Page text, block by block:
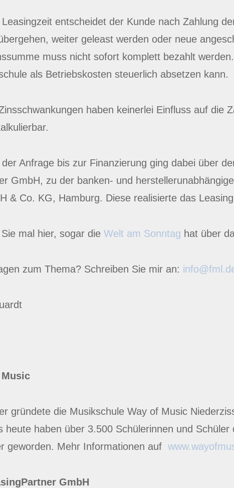
entscheidet der Kunde nach Zahlung
weiter geleast werden oder neue
muss nicht sofort komplett bezahlt
als Betriebskosten steuerlich absetzen kann.
haben keinerlei Einfluss auf
Anfrage bis zur Finanzierung ging dabei über
GmbH, zu der banken- und
& Co. KG, Hamburg. Diese realisierte das
mal hier, sogar die Welt am Sonntag hat über
zum Thema? Schreiben Sie mir an:
Music
gründete die Musikschule Way of Music
heute haben über 3.500 Schülerinnen und
geworden. Mehr Informationen auf
GmbH